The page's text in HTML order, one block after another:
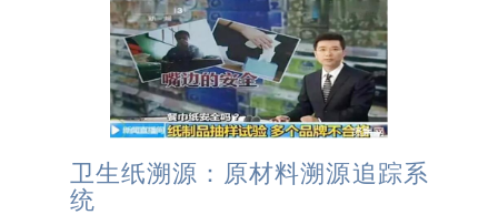
卫生纸溯源：原材料溯源追踪系
统